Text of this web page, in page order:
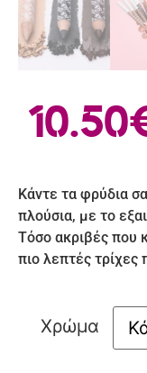
10.50
Κάντε τα φρύδια
πλούσια, με το
Τόσο ακριβές που
πιο λεπτές
Χρώμα